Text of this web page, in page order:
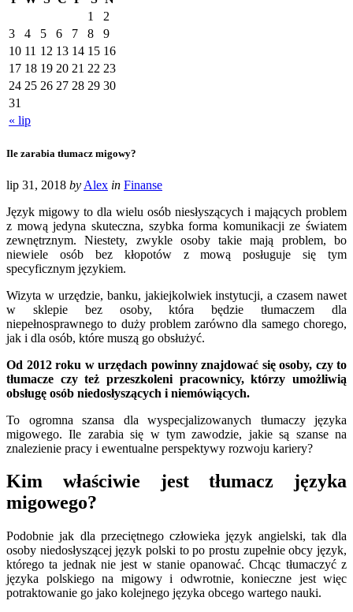
« lip
1
2
3
4 5 6 7 8
9
10 11 12 13 14 15 16
17 18 19 20 21 22 23
24 25 26 27 28 29 30
31
Ile zarabia tłumacz migowy?
lip 31, 2018 by Alex in Finanse
Język migowy to dla wielu osób niesłyszących i mających problem
z mową jedyna skuteczna, szybka forma komunikacji ze światem
zewnętrznym. Niestety, zwykle osoby takie mają problem, bo
niewiele osób bez kłopotów z mową posługuje się tym
specyficznym językiem.
Wizyta w urzędzie, banku, jakiejkolwiek instytucji, a czasem nawet
w sklepie bez osoby, która będzie tłumaczem dla
niepełnosprawnego to duży problem zarówno dla samego chorego,
jak i dla osób, które muszą go obsłużyć.
Od 2012 roku w urzędach powinny znajdować się osoby, czy to
tłumacze czy też przeszkoleni pracownicy, którzy umożliwią
obsługę osób niedosłyszących i niemówiących.
To ogromna szansa dla wyspecjalizowanych tłumaczy języka
migowego. Ile zarabia się w tym zawodzie, jakie są szanse na
znalezienie pracy i ewentualne perspektywy rozwoju kariery?
Kim właściwie jest tłumacz języka
migowego?
Podobnie jak dla przeciętnego człowieka język angielski, tak dla
osoby niedosłyszącej język polski to po prostu zupełnie obcy język,
którego ta jednak nie jest w stanie opanować. Chcąc tłumaczyć z
języka polskiego na migowy i odwrotnie, konieczne jest więc
potraktowanie go jako kolejnego języka obcego wartego nauki.